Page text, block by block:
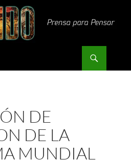
DE
DE LA
MUNDIAL